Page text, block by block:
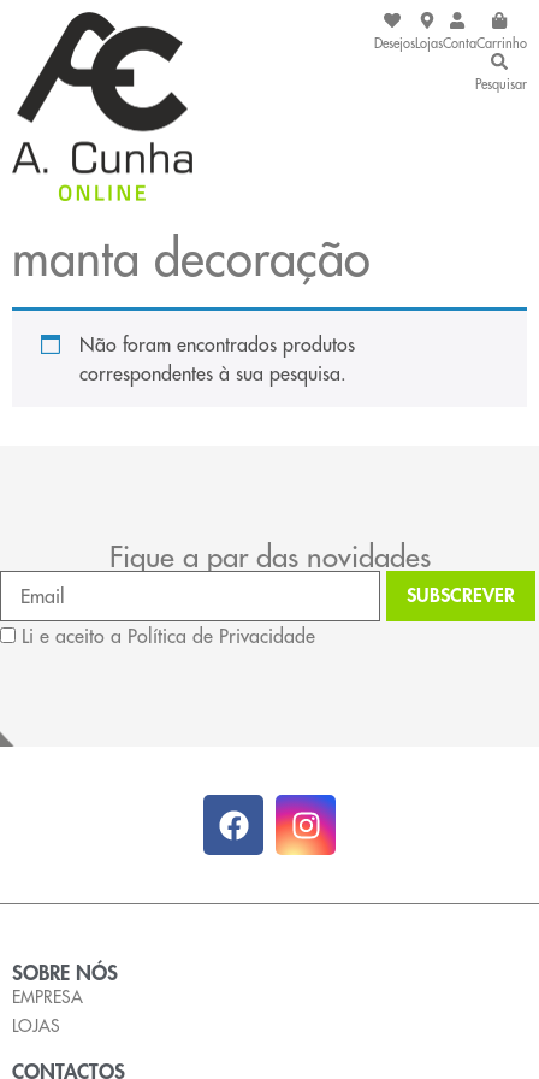
DesejosLojasContaCarrinho
Pesquisar
manta decoração
Não foram encontrados produtos
correspondentes à sua pesquisa.
Fique a par das novidades
Li e aceito a Política de Privacidade
SOBRE NÓS
EMPRESA
LOJAS
CONTACTOS